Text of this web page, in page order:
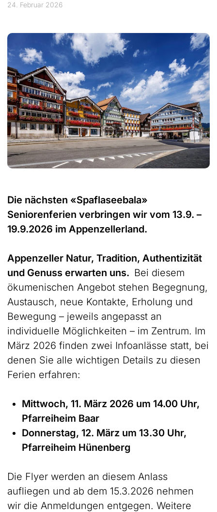
24. Februar 2026
Die nächsten «Spaflaseebala»
Seniorenferien verbringen wir vom 13.9. –
19.9.2026 im Appenzellerland.
Appenzeller Natur, Tradition, Authentizität
und Genuss erwarten uns. Bei diesem
ökumenischen Angebot stehen Begegnung,
Austausch, neue Kontakte, Erholung und
Bewegung – jeweils angepasst an
individuelle Möglichkeiten – im Zentrum. Im
März 2026 finden zwei Infoanlässe statt, bei
denen Sie alle wichtigen Details zu diesen
Ferien erfahren:
Mittwoch, 11. März 2026 um 14.00 Uhr,
Pfarreiheim Baar
Donnerstag, 12. März um 13.30 Uhr,
Pfarreiheim Hünenberg
Die Flyer werden an diesem Anlass
aufliegen und ab dem 15.3.2026 nehmen
wir die Anmeldungen entgegen. Weitere